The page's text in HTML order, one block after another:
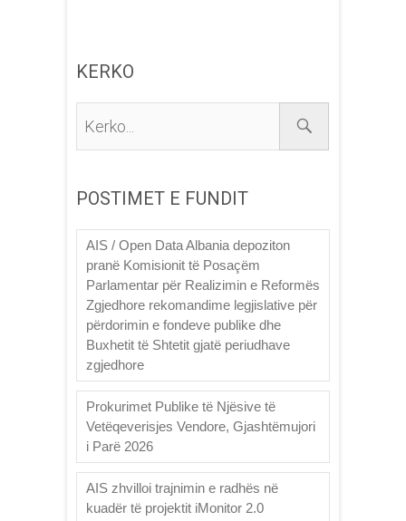
KERKO
POSTIMET E FUNDIT
AIS / Open Data Albania depoziton
pranë Komisionit të Posaçëm
Parlamentar për Realizimin e Reformës
Zgjedhore rekomandime legjislative për
përdorimin e fondeve publike dhe
Buxhetit të Shtetit gjatë periudhave
zgjedhore
Prokurimet Publike të Njësive të
Vetëqeverisjes Vendore, Gjashtëmujori
i Parë 2026
AIS zhvilloi trajnimin e radhës në
kuadër të projektit iMonitor 2.0